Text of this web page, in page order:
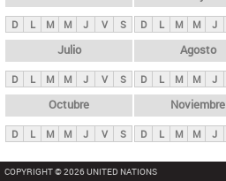
i
p
l
e
s
D L M M J V S D L M M J
Julio
D L M M J V S
Agosto
D L M M J
Octubre
D L M M J V S
Noviembre
D L M M J
COPYRIGHT © 2026 UNITED NATIONS